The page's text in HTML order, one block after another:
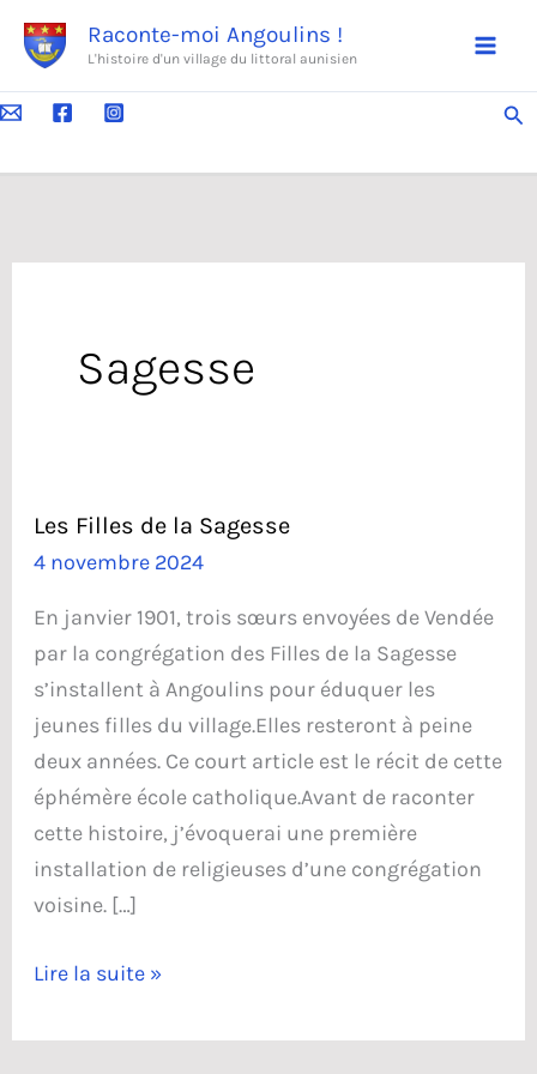
Aller
contenu
Raconte-moi Angoulins !
L'histoire d'un village du littoral aunisien
Sagesse
Les Filles de la Sagesse
4 novembre 2024
En janvier 1901, trois sœurs envoyées de Vendée
par la congrégation des Filles de la Sagesse
s’installent à Angoulins pour éduquer les
jeunes filles du village.Elles resteront à peine
deux années. Ce court article est le récit de cette
éphémère école catholique.Avant de raconter
cette histoire, j’évoquerai une première
installation de religieuses d’une congrégation
voisine. […]
Les
de
Lire la suite »